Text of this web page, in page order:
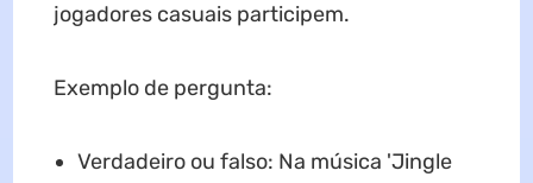
jogadores casuais participem.
Exemplo de pergunta:
Verdadeiro ou falso: Na música 'Jingle